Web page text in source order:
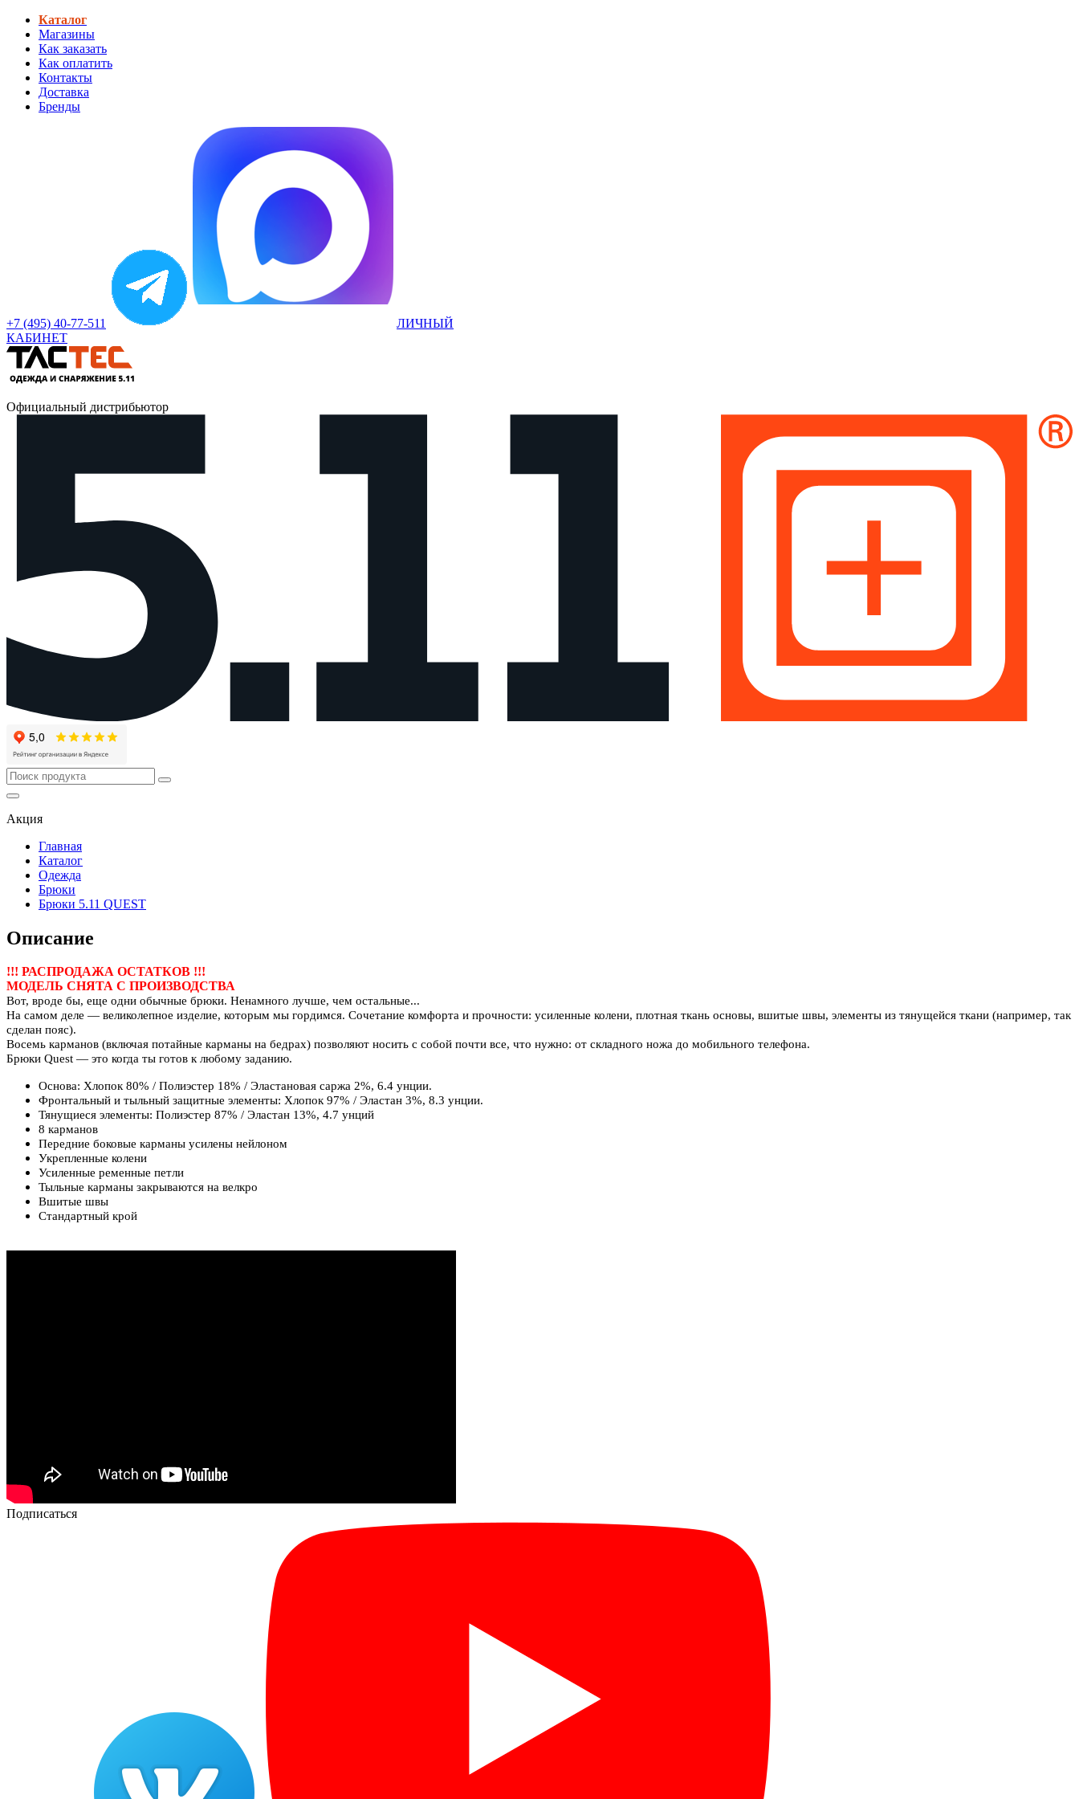
Каталог
Магазины
Как заказать
Как оплатить
Контакты
Доставка
Бренды
+7 (495) 40-77-511
ЛИЧНЫЙ
КАБИНЕТ
Официальный дистрибьютор
Акция
Главная
Каталог
Одежда
Брюки
Брюки 5.11 QUEST
Описание
!!! РАСПРОДАЖА ОСТАТКОВ !!!
МОДЕЛЬ СНЯТА С ПРОИЗВОДСТВА
Вот, вроде бы, еще одни обычные брюки. Ненамного лучше, чем остальные...
На самом деле — великолепное изделие, которым мы гордимся. Сочетание комфорта и прочности: усиленные колени, плотная ткань основы, вшитые швы, элементы из тянущейся ткани (например, так
сделан пояс).
Восемь карманов (включая потайные карманы на бедрах) позволяют носить с собой почти все, что нужно: от складного ножа до мобильного телефона.
Брюки Quest — это когда ты готов к любому заданию.
Основа: Хлопок 80% / Полиэстер 18% / Эластановая саржа 2%, 6.4 унции.
Фронтальный и тыльный защитные элементы: Хлопок 97% / Эластан 3%, 8.3 унции.
Тянущиеся элементы: Полиэстер 87% / Эластан 13%, 4.7 унций
8 карманов
Передние боковые карманы усилены нейлоном
Укрепленные колени
Усиленные ременные петли
Тыльные карманы закрываются на велкро
Вшитые швы
Стандартный крой
Подписаться